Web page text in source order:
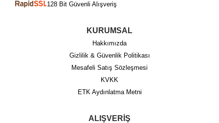
128 Bit Güvenli Alışveriş
KURUMSAL
Hakkımızda
Gizlilik & Güvenlik Politikası
Mesafeli Satış Sözleşmesi
KVKK
ETK Aydınlatma Metni
ALIŞVERİŞ